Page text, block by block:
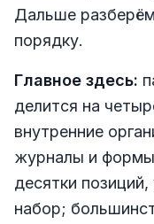
Дальше
порядку.
Главное здесь:
делится на
внутренние
журналы и
десятки
набор;